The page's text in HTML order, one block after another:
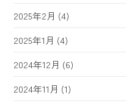
2025年2月 (4)
2025年1月 (4)
2024年12月 (6)
2024年11月 (1)